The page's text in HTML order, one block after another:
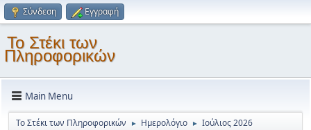
Σύνδεση Εγγραφή
Το Στέκι των
Πληροφορικών
Main Menu
Το Στέκι των Πληροφορικών ► Ημερολόγιο ► Ιούλιος 2026